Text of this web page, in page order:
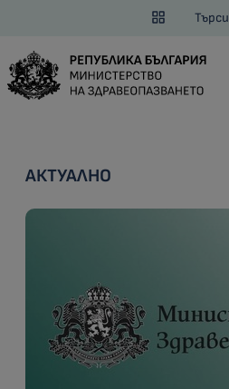
Търси
АКТУАЛНО